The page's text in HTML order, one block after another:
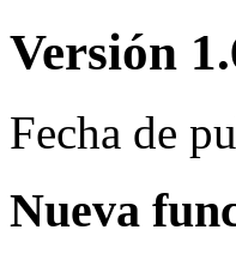
Versión
Fecha de
Nueva